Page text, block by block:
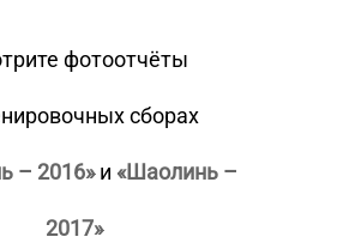
фотоотчёты
сборах
– 2016»и «Шаолинь –
2017»